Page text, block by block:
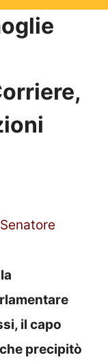
il capo
precipitò